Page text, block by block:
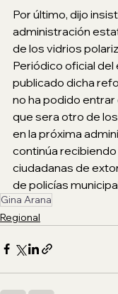
Por último, dijo
administración
de los vidrios
Periódico oficial del
publicado dicha
no ha podido
que sera otro de
en la próxima
continúa
ciudadanas de
de policías
Gina Arana
Regional